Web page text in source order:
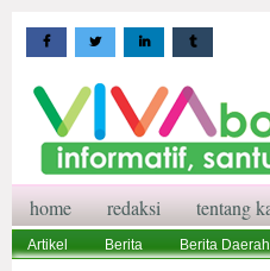
home redaksi tentang
Artikel Berita Berita Daerah